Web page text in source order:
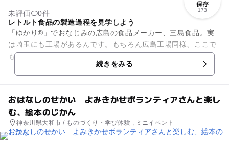
保存
173
未評価
0件
レトルト食品の製造過程を見学しよう
「ゆかり®」でおなじみの広島の食品メーカー、三島食品。実
は埼玉にも工場があるんです。もちろん広島工場同様、ここで
も工場見学が実施されており、レトルト食品を主力に、一部ふ
りかけの包装工程を見学して...続きをみる
おはなしのせかい よみきかせボランティアさんと楽し
む、絵本のじかん
神奈川県大和市 / ものづくり・学び体験 , ミニイベント